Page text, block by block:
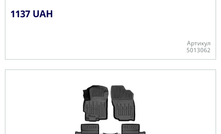
1137 UAH
Артикул
5013062